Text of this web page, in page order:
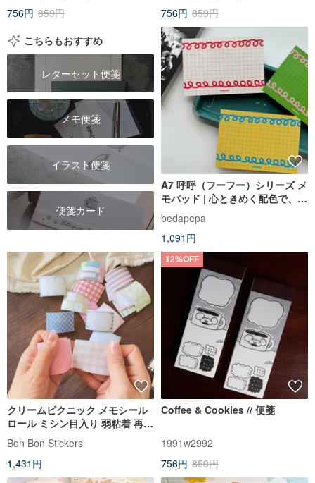
756円 859円
756円 859円
こちらもおすすめ
レターセット便箋
メモ便箋
イラスト便箋
便箋カード
A7 呼呼（フーフー）シリーズ メ
モパッド | 心ときめく配色で、手
帳にも挟める、さっと書き留め
るメモ帳
bedapepa
1,091円
クリームピクニック メモシール
ロール ミシン目入り 弱粘着 再剥
離可能 幅 4cm 全長 5M
Bon Bon Stickers
1,431円
12%OFF
Coffee & Cookies // 便箋
1991w2992
756円 859円